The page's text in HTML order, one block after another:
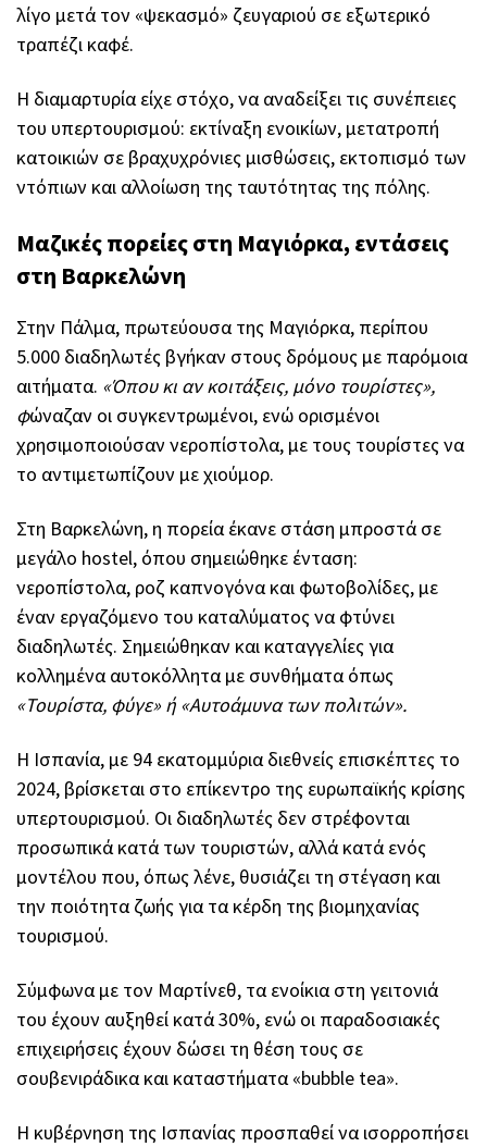
λίγο μετά τον «ψεκασμό» ζευγαριού σε εξωτερικό
τραπέζι καφέ.
Η διαμαρτυρία είχε στόχο, να αναδείξει τις συνέπειες
του υπερτουρισμού: εκτίναξη ενοικίων, μετατροπή
κατοικιών σε βραχυχρόνιες μισθώσεις, εκτοπισμό των
ντόπιων και αλλοίωση της ταυτότητας της πόλης.
Μαζικές πορείες στη Μαγιόρκα, εντάσεις
στη Βαρκελώνη
Στην Πάλμα, πρωτεύουσα της Μαγιόρκα, περίπου
5.000 διαδηλωτές βγήκαν στους δρόμους με παρόμοια
αιτήματα. «Όπου κι αν κοιτάξεις, μόνο τουρίστες»,
φώναζαν οι συγκεντρωμένοι, ενώ ορισμένοι
χρησιμοποιούσαν νεροπίστολα, με τους τουρίστες να
το αντιμετωπίζουν με χιούμορ.
Στη Βαρκελώνη, η πορεία έκανε στάση μπροστά σε
μεγάλο hostel, όπου σημειώθηκε ένταση:
νεροπίστολα, ροζ καπνογόνα και φωτοβολίδες, με
έναν εργαζόμενο του καταλύματος να φτύνει
διαδηλωτές. Σημειώθηκαν και καταγγελίες για
κολλημένα αυτοκόλλητα με συνθήματα όπως
«Τουρίστα, φύγε» ή «Αυτοάμυνα των πολιτών».
Η Ισπανία, με 94 εκατομμύρια διεθνείς επισκέπτες το
2024, βρίσκεται στο επίκεντρο της ευρωπαϊκής κρίσης
υπερτουρισμού. Οι διαδηλωτές δεν στρέφονται
προσωπικά κατά των τουριστών, αλλά κατά ενός
μοντέλου που, όπως λένε, θυσιάζει τη στέγαση και
την ποιότητα ζωής για τα κέρδη της βιομηχανίας
τουρισμού.
Σύμφωνα με τον Μαρτίνεθ, τα ενοίκια στη γειτονιά
του έχουν αυξηθεί κατά 30%, ενώ οι παραδοσιακές
επιχειρήσεις έχουν δώσει τη θέση τους σε
σουβενιράδικα και καταστήματα «bubble tea».
Η κυβέρνηση της Ισπανίας προσπαθεί να ισορροπήσει